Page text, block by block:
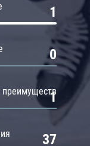
1
0
преимуществ
1
37